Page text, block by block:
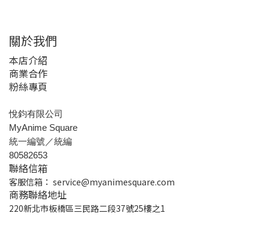
關於我們
本店介紹
商業合作
粉絲專頁
悅鈞有限公司
MyAnime Square
統一編號／統編
80582653
聯絡信箱
客服信箱： service@myanimesquare.com
商務聯絡地址
220新北市板橋區三民路二段37號25樓之1